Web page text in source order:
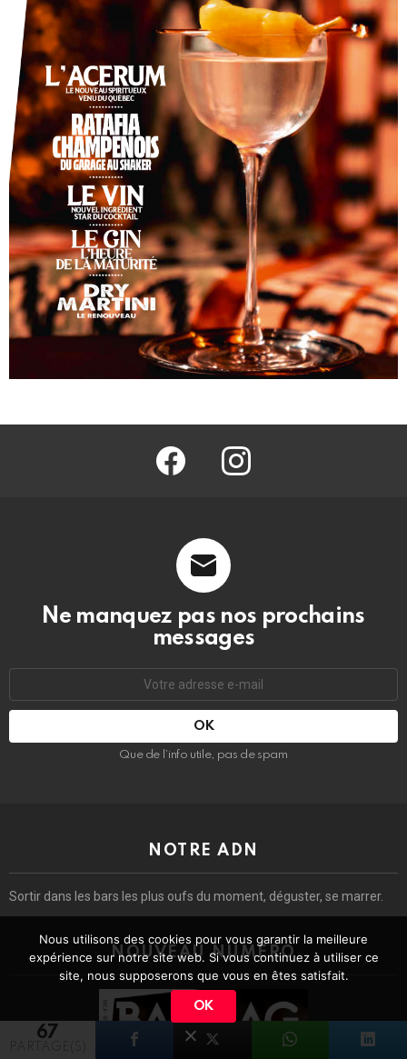
67
facebook @barmag.fr
Ne manquez pas nos prochains
messages
mail
Que de l’info utile, pas de spam
NOTRE ADN
Sortir dans les bars les plus oufs du moment, déguster, se marrer.
NOUVEAU NUMÉRO
Nous utilisons des cookies pour vous garantir la meilleure
expérience sur notre site web. Si vous continuez à utiliser ce
site, nous supposerons que vous en êtes satisfait.
OK